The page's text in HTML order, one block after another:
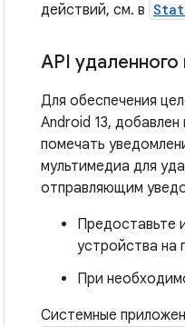
действий, см. в
API
Для обеспечения
Android 13,
помечать
мультимедиа для
отправляющим
Предоставьте
устройства на
При
Системные